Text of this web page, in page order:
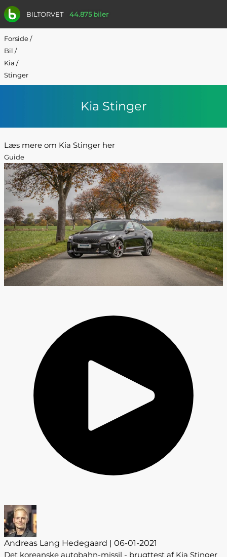
BILTORVET 44.875 biler
Forside/
Bil /
Kia /
Stinger
Kia Stinger
Læs mere om Kia Stinger her
Guide
Andreas Lang Hedegaard | 06-01-2021
Det koreanske autobahn-missil - brugttest af Kia Stinger